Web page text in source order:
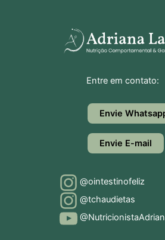
Entre em contato:
Envie
Envie E-mail
@ointestinofeliz
@tchaudietas